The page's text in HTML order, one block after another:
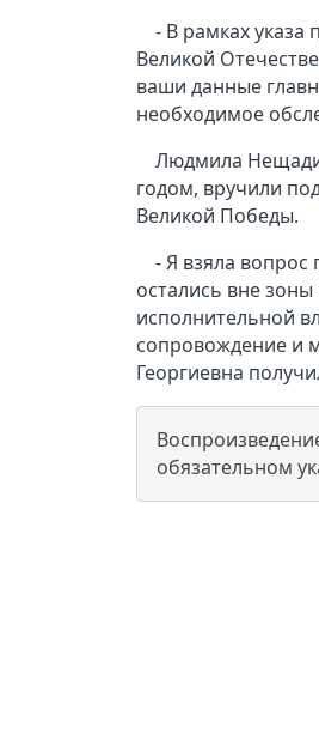
- В рамках указа
Великой
ваши данные
необходимое
Людмила
годом, вручили
Великой Победы.
- Я взяла
остались вне
исполнительной
сопровождение и
Георгиевна
обязательном